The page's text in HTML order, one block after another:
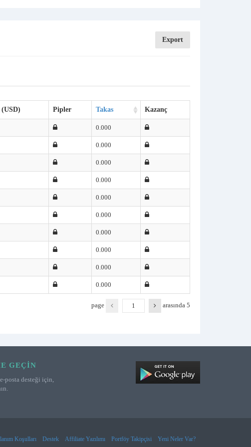
Export
Pipler Takas Kazanç
0.000
0.000
0.000
0.000
0.000
0.000
0.000
0.000
0.000
0.000
page arasında 5
GEÇIN
posta desteği için,
Koşulları Destek Affiliate Yazılımı Portföy Takipçisi
Yeni Neler Var?